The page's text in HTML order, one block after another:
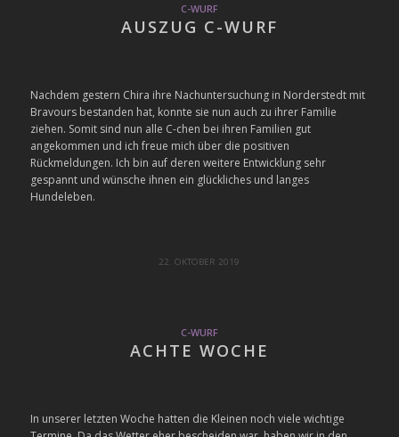
C-WURF
AUSZUG C-WURF
Nachdem gestern Chira ihre Nachuntersuchung in Norderstedt mit
Bravours bestanden hat, konnte sie nun auch zu ihrer Familie
ziehen. Somit sind nun alle C-chen bei ihren Familien gut
angekommen und ich freue mich über die positiven
Rückmeldungen. Ich bin auf deren weitere Entwicklung sehr
gespannt und wünsche ihnen ein glückliches und langes
Hundeleben.
22. OKTOBER 2019
C-WURF
ACHTE WOCHE
In unserer letzten Woche hatten die Kleinen noch viele wichtige